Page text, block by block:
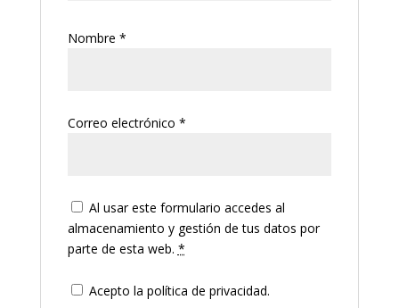
Nombre *
Correo electrónico *
Al usar este formulario accedes al
almacenamiento y gestión de tus datos por
parte de esta web. *
Acepto la política de privacidad.